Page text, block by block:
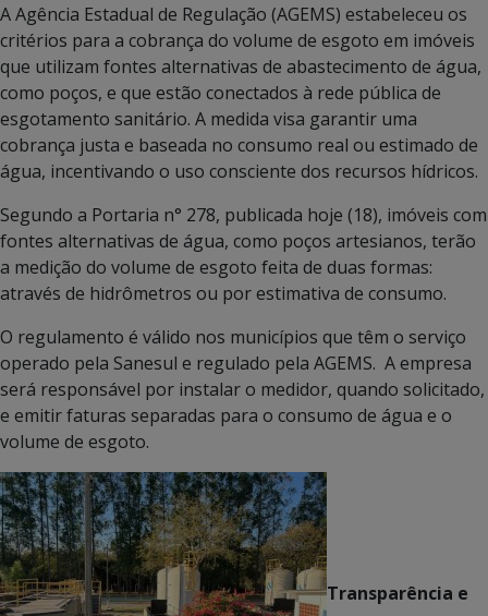
A Agência Estadual de Regulação (AGEMS) estabeleceu os
critérios para a cobrança do volume de esgoto em imóveis
que utilizam fontes alternativas de abastecimento de água,
como poços, e que estão conectados à rede pública de
esgotamento sanitário. A medida visa garantir uma
cobrança justa e baseada no consumo real ou estimado de
água, incentivando o uso consciente dos recursos hídricos.
Segundo a Portaria n° 278, publicada hoje (18), imóveis com
fontes alternativas de água, como poços artesianos, terão
a medição do volume de esgoto feita de duas formas:
através de hidrômetros ou por estimativa de consumo.
O regulamento é válido nos municípios que têm o serviço
operado pela Sanesul e regulado pela AGEMS. A empresa
será responsável por instalar o medidor, quando solicitado,
e emitir faturas separadas para o consumo de água e o
volume de esgoto.
Transparência e